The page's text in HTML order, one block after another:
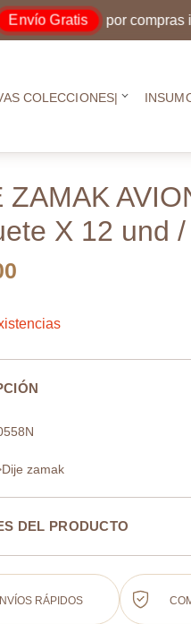
Gratis por compras
COLECCIONES|
ZAMAK
X 12 und
zamak
DEL PRODUCTO
RÁPIDOS